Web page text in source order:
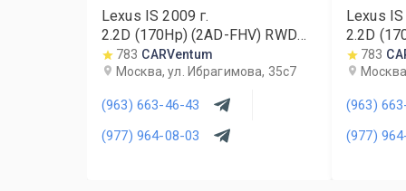
Lexus IS 2009 г.
2.2D (170Hp) (2AD-FHV) RWD
MT783 CARVentum
Москва, ул. Ибрагимова, 35с7
(963) 663-46-43
(977) 964-08-03
Lexus IS
2.2D
MT783
(963)
(977)